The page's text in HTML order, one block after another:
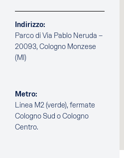
Indirizzo:
Parco di Via Pablo Neruda –
20093, Cologno Monzese
(MI)
Metro:
Linea M2 (verde), fermate
Cologno Sud o Cologno
Centro.